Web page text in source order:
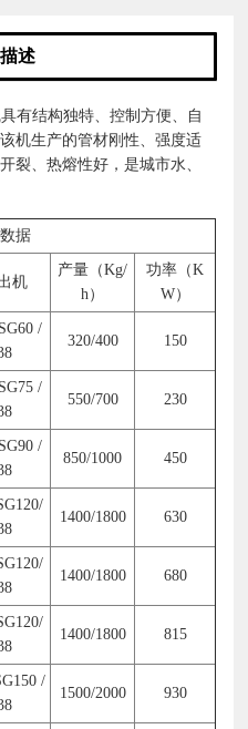
述
有结构独特、控制方便、自
机生产的管材刚性、强度适
裂、热熔性好，是城市水、
据
机
产量（Kg/
h）
功率（K
W）
/
320/400 150
/
550/700 230
/
850/1000 450
1400/1800 630
1400/1800 680
1400/1800 815
/
1500/2000 930